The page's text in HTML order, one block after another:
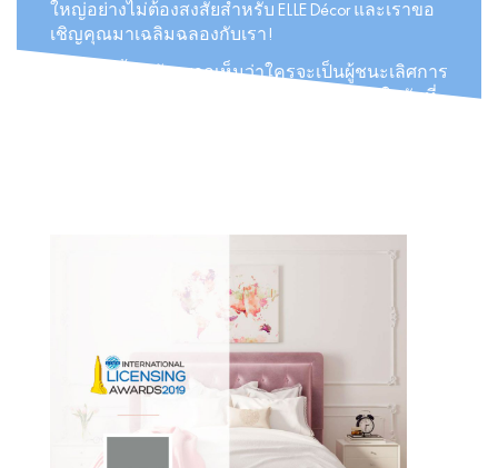
ใหญ่อย่างไม่ต้องสงสัยสำหรับ ELLE Décor และเราขอ
เชิญคุณมาเฉลิมฉลองกับเรา!
นอกจากนี้เรายังอยากเห็นว่าใครจะเป็นผู้ชนะเลิศการ
ประกวดครั้งนี้ น่าตื่นเต้นจริงๆ! เราจะได้รู้กันในวันที่